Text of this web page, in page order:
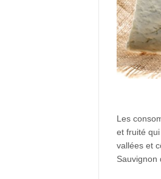
Les
et fruité
vallées et
Sauvignon